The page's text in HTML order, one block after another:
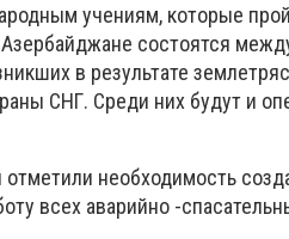
учениям, которые
состоятся
в результате
СНГ. Среди них будут и
необходимость
всех аварийно -